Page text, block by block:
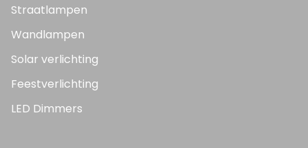
Straatlampen
Wandlampen
Solar verlichting
Feestverlichting
LED Dimmers